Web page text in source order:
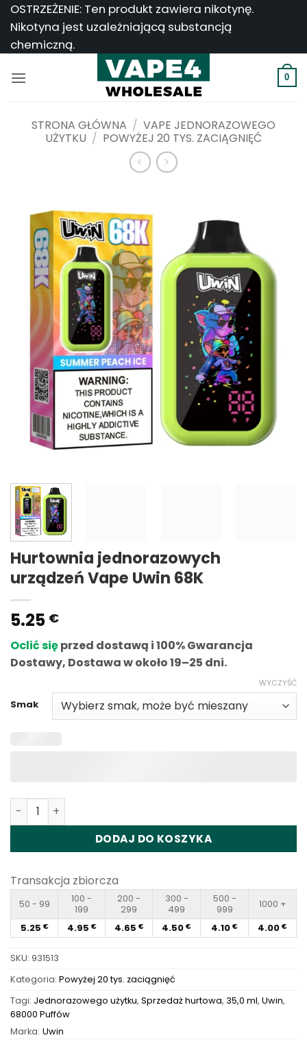
Przejdź
do
treści
OSTRZEŻENIE: Ten produkt zawiera nikotynę.
Nikotyna jest uzależniającą substancją
chemiczną.
0
STRONA GŁÓWNA / VAPE JEDNORAZOWEGO
UŻYTKU / POWYŻEJ 20 TYS. ZACIĄGNIĘĆ
Hurtownia jednorazowych
urządzeń Vape Uwin 68K
5.25 €
Oclić sięprzed dostawą i 100% Gwarancja
Dostawy, Dostawa w około 19–25 dni.
Smak
WYCZYŚĆ
Ilość Uwin 68K Disposable Vape Wholesale
DODAJ DO KOSZYKA
Transakcja zbiorcza
50 - 99
100 -
199
200 -
299
300 -
499
500 -
999
1000 +
5.25 € 4.95 € 4.65 € 4.50 € 4.10 € 4.00 €
SKU: 931513
Kategoria: Powyżej 20 tys. zaciągnięć
Tagi: Jednorazowego użytku, Sprzedaż hurtowa, 35,0 ml, Uwin,
68000 Puffów
Marka: Uwin